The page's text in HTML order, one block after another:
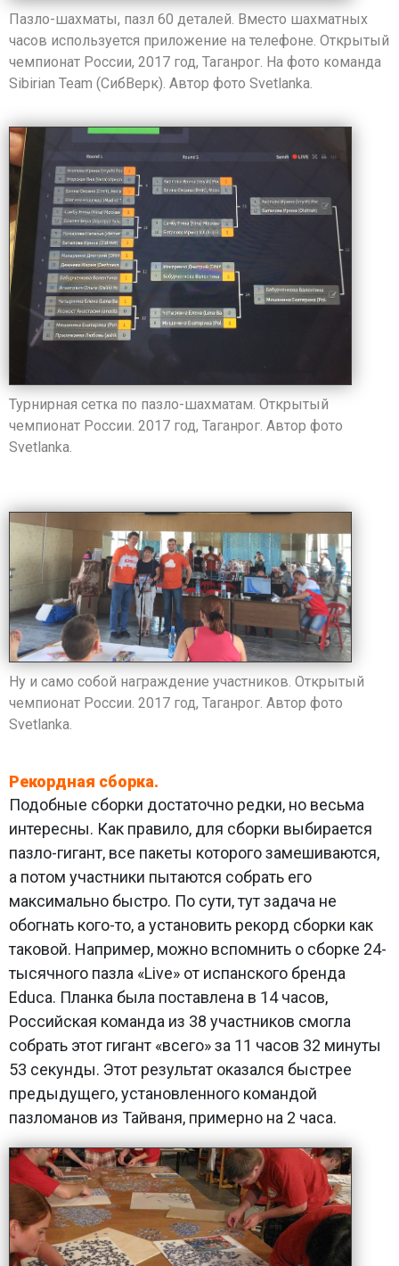
Пазло-шахматы, пазл 60 деталей. Вместо шахматных
часов используется приложение на телефоне. Открытый
чемпионат России, 2017 год, Таганрог. На фото команда
Sibirian Team (СибВерк). Автор фото Svetlanka. ​
Турнирная сетка по пазло-шахматам. Открытый
чемпионат России. 2017 год, Таганрог. Автор фото
Svetlanka.
Ну и само собой награждение участников. Открытый
чемпионат России. 2017 год, Таганрог. Автор фото
Svetlanka.
Рекордная сборка.
Подобные сборки достаточно редки, но весьма
интересны. Как правило, для сборки выбирается
пазло-гигант, все пакеты которого замешиваются,
а потом участники пытаются собрать его
максимально быстро. По сути, тут задача не
обогнать кого-то, а установить рекорд сборки как
таковой. Например, можно вспомнить о сборке 24-
тысячного пазла «Live» от испанского бренда
Educa. Планка была поставлена в 14 часов,
Российская команда из 38 участников смогла
собрать этот гигант «всего» за 11 часов 32 минуты
53 секунды. Этот результат оказался быстрее
предыдущего, установленного командой
пазломанов из Тайваня, примерно на 2 часа.